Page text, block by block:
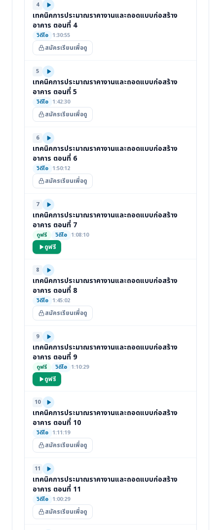
4
เทคนิคการประมาณราคางานและถอดแบบก่อสร้าง
อาคาร ตอนที่ 4
วิดีโอ 1:30:55
สมัครเรียนเพื่อดู
5
เทคนิคการประมาณราคางานและถอดแบบก่อสร้าง
อาคาร ตอนที่ 5
วิดีโอ 1:42:30
สมัครเรียนเพื่อดู
6
เทคนิคการประมาณราคางานและถอดแบบก่อสร้าง
อาคาร ตอนที่ 6
วิดีโอ 1:50:12
สมัครเรียนเพื่อดู
7
เทคนิคการประมาณราคางานและถอดแบบก่อสร้าง
อาคาร ตอนที่ 7
ดูฟรี วิดีโอ 1:08:10
ดูฟรี
8
เทคนิคการประมาณราคางานและถอดแบบก่อสร้าง
อาคาร ตอนที่ 8
วิดีโอ 1:45:02
สมัครเรียนเพื่อดู
9
เทคนิคการประมาณราคางานและถอดแบบก่อสร้าง
อาคาร ตอนที่ 9
ดูฟรี วิดีโอ 1:10:29
ดูฟรี
10
เทคนิคการประมาณราคางานและถอดแบบก่อสร้าง
อาคาร ตอนที่ 10
วิดีโอ 1:11:19
สมัครเรียนเพื่อดู
11
เทคนิคการประมาณราคางานและถอดแบบก่อสร้าง
อาคาร ตอนที่ 11
วิดีโอ 1:00:29
สมัครเรียนเพื่อดู